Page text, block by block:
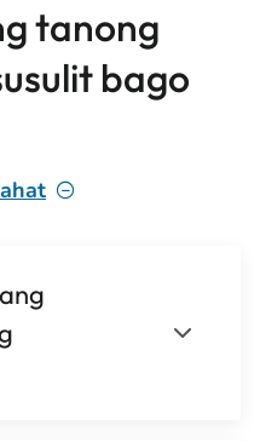
tanong
bago